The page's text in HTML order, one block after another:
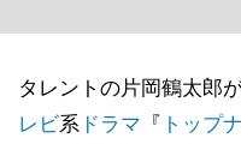
タレントの片岡鶴太郎
レビ系 ドラマ 『 トップ